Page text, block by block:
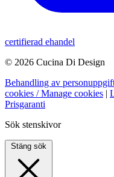
certifierad ehandel
© 2026 Cucina Di Design
Behandling av
cookies / Manage cookies |
Prisgaranti
Sök stenskivor
Stäng sök